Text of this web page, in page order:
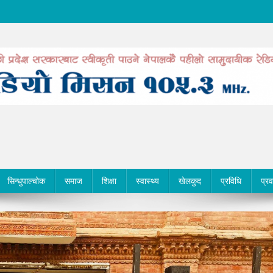
सिन्धुपाल्चोक समाज शिक्षा स्वास्थ्य खेलकुद प्रविधि